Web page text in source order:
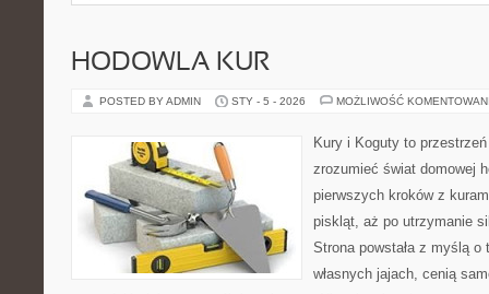
HODOWLA KUR
POSTED BY ADMIN STY - 5 - 2026 MOŻLIWOŚĆ
Kury i Koguty to
zrozumieć świat domowej
pierwszych kroków z
piskląt, aż po utrzymanie
Strona powstała z myślą
własnych jajach, cenią